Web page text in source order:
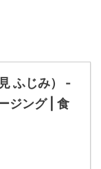
ふじみ） -
ジング | 食